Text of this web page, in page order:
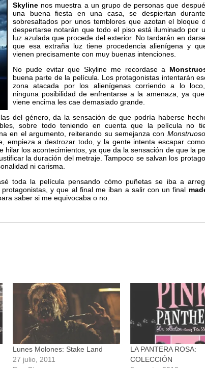
Skyline nos muestra a un grupo de personas que
una buena fiesta en una casa, se despiertan
sobresaltados por unos temblores que azotan el bloque
despertarse notarán que todo el piso está iluminado por
luz azulada que procede del exterior. No tardarán en
que esa extraña luz tiene procedencia alienígena y
vienen precisamente con muy buenas intenciones.
No pude evitar que Skyline me recordase a
buena parte de la película. Los protagonistas intentarán
zona atacada por los alienígenas corriendo a lo
ninguna posibilidad de enfrentarse a la amenaza, ya
viene encima les cae demasiado grande.
del género, da la sensación de que podría haberse
sobre todo teniendo en cuenta que la película no
en el argumento, reiterando su semejanza con
empieza a destrozar todo, y la gente intenta escapar
hilar los acontecimientos, ya que da la sensación de que la
la duración del metraje. Tampoco se salvan los
ni carisma.
toda la película pensando cómo puñetas se iba a
y que al final me iban a salir con un final
saber si me equivocaba o no.
Lunes Molones: Stake Land
27 julio, 2011
LA PANTERA ROSA:
COLECCIÓN